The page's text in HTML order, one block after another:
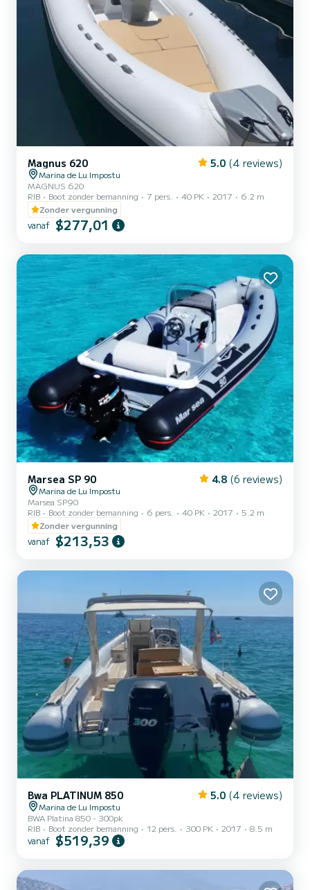
Magnus 620 5.0 (4 reviews)
Marina de Lu Impostu
MAGNUS 620
RIB
Boot zonder bemanning 7 pers. 40 PK 2017
6.2 m
Zonder vergunning
vanaf $277,01
Marsea SP 90 4.8 (6 reviews)
Marina de Lu Impostu
Marsea SP90
RIB
Boot zonder bemanning 6 pers. 40 PK 2017
5.2 m
Zonder vergunning
vanaf $213,53
Bwa PLATINUM 850 5.0 (4 reviews)
Marina de Lu Impostu
BWA Platina 850 - 300pk
RIB
Boot zonder bemanning 12 pers. 300 PK 2017 8.5 m
vanaf $519,39